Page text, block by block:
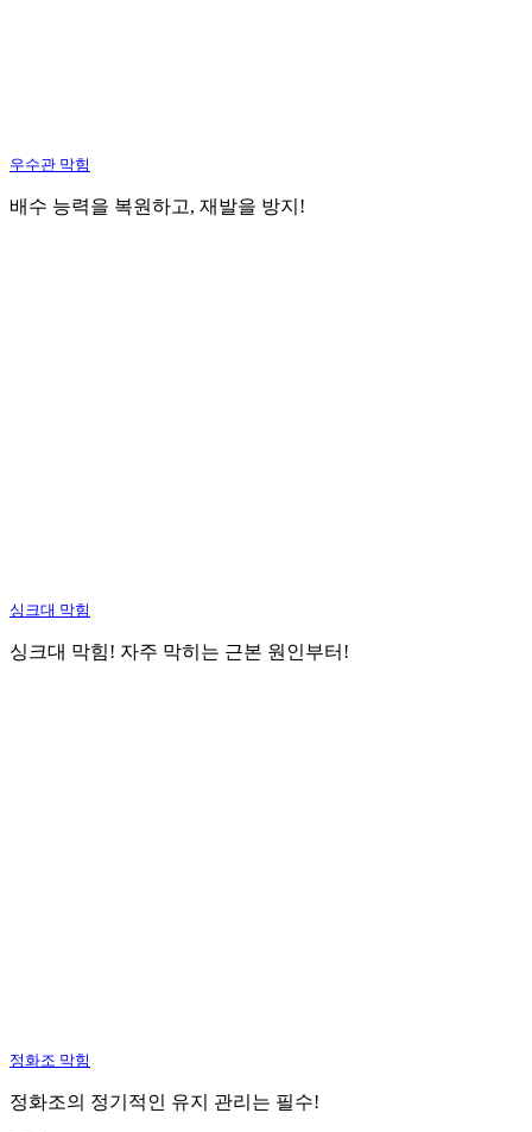
우수관 막힘
배수 능력을 복원하고, 재발을 방지!
싱크대 막힘
싱크대 막힘! 자주 막히는 근본 원인부터!
정화조 막힘
정화조의 정기적인 유지 관리는 필수!